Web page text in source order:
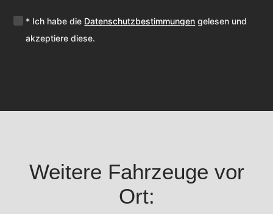
* Ich habe die Datenschutzbestimmungen gelesen und
akzeptiere diese.
Weitere Fahrzeuge vor
Ort: